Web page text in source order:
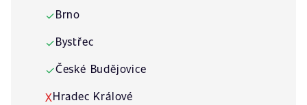
✓Brno
✓Bystřec
✓České Budějovice
XHradec Králové